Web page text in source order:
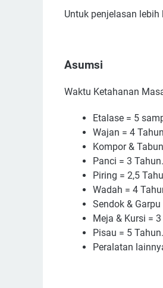
Untuk penjelasan
Asumsi
Waktu Ketahanan
Etalase = 5
Wajan = 4
Kompor &
Panci = 3 Tahun.
Piring = 2,5
Wadah = 4
Sendok &
Meja & Kursi =
Pisau = 5 Tahun.
Peralatan